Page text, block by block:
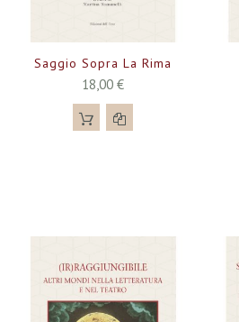
Saggio Sopra La Rima
18,00 €